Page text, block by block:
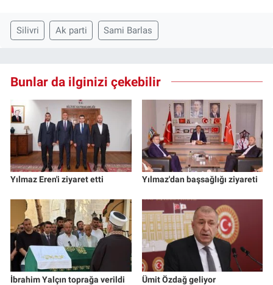
Silivri Ak parti Sami Barlas
Bunlar da ilginizi çekebilir
Yılmaz Eren'i ziyaret etti Yılmaz'dan başsağlığı ziyareti
İbrahim Yalçın toprağa verildi Ümit Özdağ geliyor